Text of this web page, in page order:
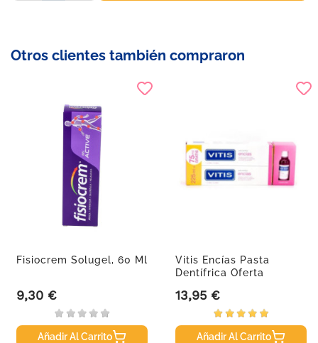
Otros clientes también compraron
Fisiocrem Solugel, 60 Ml
Precio
9,30 €
Añadir Al Carrito
Vitis Encías Pasta
Dentífrica Oferta
Precio
13,95 €
Añadir Al Carrito